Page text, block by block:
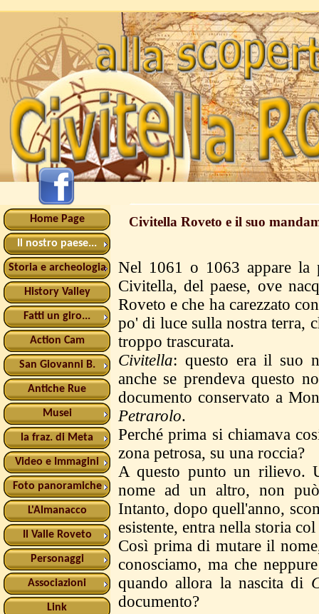
Home Page
Il nostro paese...
Storia e archeologia
History Valley
Fatti un giro...
Action Cam
San Giovanni B.
Antiche Rue
Musei
la fraz. di Meta
Video e Immagini
Foto panoramiche
L'Almanacco
Il Valle Roveto
Personaggi
Associazioni
Link
Civitella Roveto e il suo
Nel 1061 o 1063 appare
Civitella, del paese, ove
Roveto e che ha carezzato
po' di luce sulla nostra terra,
troppo trascurata.
Civitella: questo era il suo
anche se prendeva questo
documento conservato a
Petrarolo.
Perché prima si chiamava
zona petrosa, su una roccia?
A questo punto un rilievo.
nome ad un altro, non
Intanto, dopo quell'anno,
esistente, entra nella storia
Così prima di mutare il
conosciamo, ma che
quando allora la nascita di
documento?